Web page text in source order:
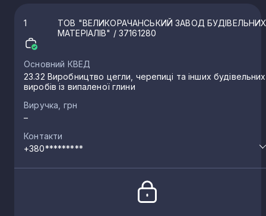
1
ТОВ "ВЕЛИКОРАЧАНСЬКИЙ ЗАВОД
МАТЕРІАЛІВ" / 37161280
Основний КВЕД
23.32 Виробництво цегли, черепиці та інших будівельних
виробів із випаленої глини
Виручка, грн
–
Контакти
+380*********